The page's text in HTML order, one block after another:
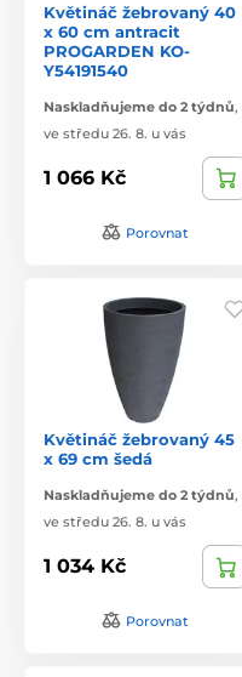
Květináč žebrovaný 40
x 60 cm antracit
PROGARDEN KO-
Y54191540
Naskladňujeme do 2 týdnů,
ve středu 26. 8. u vás
1 066 Kč
Porovnat
Květináč žebrovaný 45
x 69 cm šedá
Naskladňujeme do 2 týdnů,
ve středu 26. 8. u vás
1 034 Kč
Porovnat